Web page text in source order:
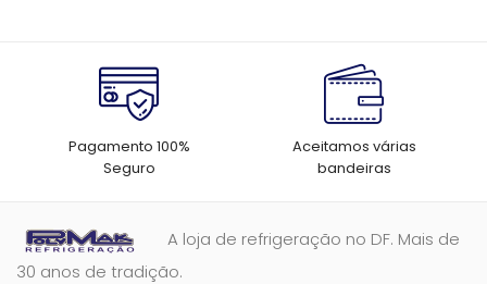
Pagamento 100%
Seguro
Aceitamos várias
bandeiras
A loja de refrigeração no DF. Mais de
30 anos de tradição.